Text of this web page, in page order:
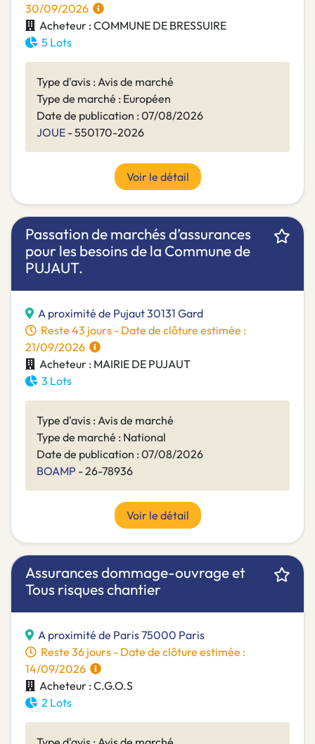
30/09/2026
Acheteur : COMMUNE DE BRESSUIRE
5 Lots
Type d'avis : Avis de marché
Type de marché : Européen
Date de publication : 07/08/2026
JOUE - 550170-2026
Voir le détail
Passation de marchés d’assurances
pour les besoins de la Commune de
PUJAUT.
A proximité de Pujaut 30131 Gard
Reste 43 jours - Date de clôture estimée :
21/09/2026
Acheteur : MAIRIE DE PUJAUT
3 Lots
Type d'avis : Avis de marché
Type de marché : National
Date de publication : 07/08/2026
BOAMP - 26-78936
Voir le détail
Assurances dommage-ouvrage et
Tous risques chantier
A proximité de Paris 75000 Paris
Reste 36 jours - Date de clôture estimée :
14/09/2026
Acheteur : C.G.O.S
2 Lots